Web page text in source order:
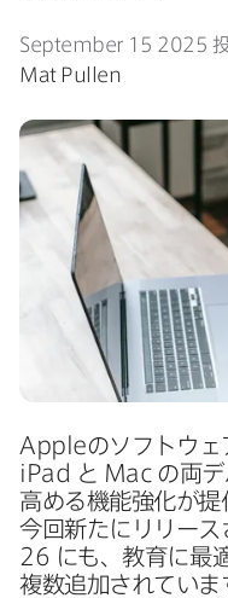
September 15 2025
Mat Pullen
Appleの​ソフトウェ
iPad と Mac の​両
高める​機能強化が​提
今回新たに​リリース
26 にも、​教育に​最
複数追加されてい